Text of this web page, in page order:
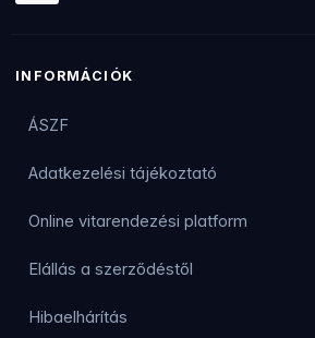
INFORMÁCIÓK
ÁSZF
Adatkezelési tájékoztató
Online vitarendezési platform
Elállás a szerződéstől
Hibaelhárítás